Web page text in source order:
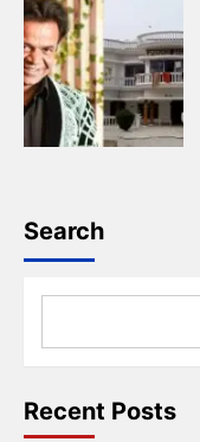
Search
Recent Posts